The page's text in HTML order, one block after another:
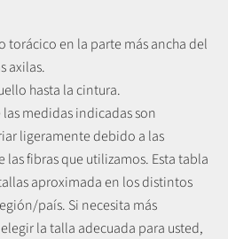
torácico en la parte más ancha del
axilas.
hasta la cintura.
medidas indicadas son
ligeramente debido a las
las fibras que utilizamos. Esta tabla
aproximada en los distintos
país. Si necesita más
la talla adecuada para usted,